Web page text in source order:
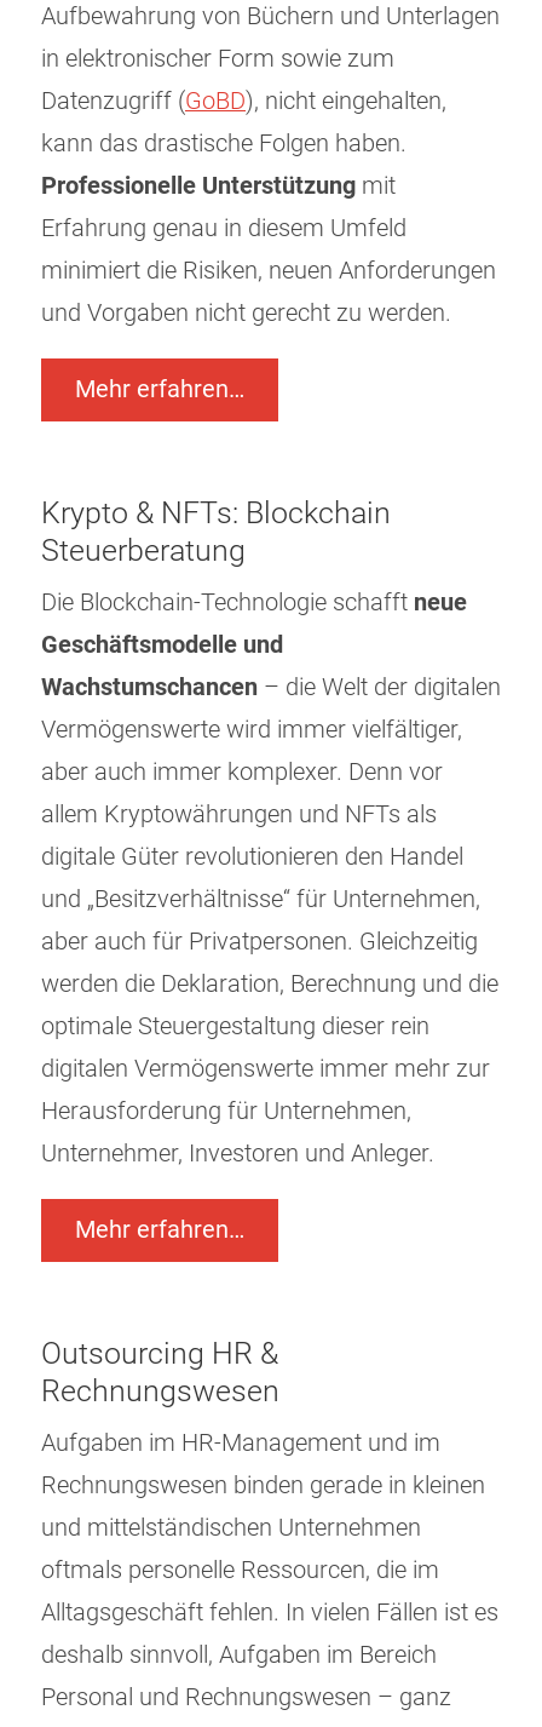
Aufbewahrung von Büchern und Unterlagen
in elektronischer Form sowie zum
Datenzugriff (GoBD), nicht eingehalten,
kann das drastische Folgen haben.
Professionelle Unterstützung mit
Erfahrung genau in diesem Umfeld
minimiert die Risiken, neuen Anforderungen
und Vorgaben nicht gerecht zu werden.
Mehr erfahren…
Krypto & NFTs: Blockchain
Steuerberatung
Die Blockchain-Technologie schafft neue
Geschäftsmodelle und
Wachstumschancen – die Welt der digitalen
Vermögenswerte wird immer vielfältiger,
aber auch immer komplexer. Denn vor
allem Kryptowährungen und NFTs als
digitale Güter revolutionieren den Handel
und „Besitzverhältnisse“ für Unternehmen,
aber auch für Privatpersonen. Gleichzeitig
werden die Deklaration, Berechnung und die
optimale Steuergestaltung dieser rein
digitalen Vermögenswerte immer mehr zur
Herausforderung für Unternehmen,
Unternehmer, Investoren und Anleger.
Mehr erfahren…
Outsourcing HR &
Rechnungswesen
Aufgaben im HR-Management und im
Rechnungswesen binden gerade in kleinen
und mittelständischen Unternehmen
oftmals personelle Ressourcen, die im
Alltagsgeschäft fehlen. In vielen Fällen ist es
deshalb sinnvoll, Aufgaben im Bereich
Personal und Rechnungswesen – ganz